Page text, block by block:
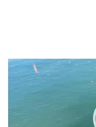
Pemutar
Video